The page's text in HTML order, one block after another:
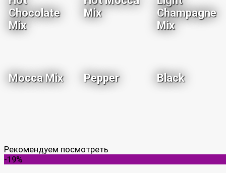
Chocolate
Mix
Mix
Champagne
Mix
Mocca Mix Pepper Black
Рекомендуем посмотреть
-19%